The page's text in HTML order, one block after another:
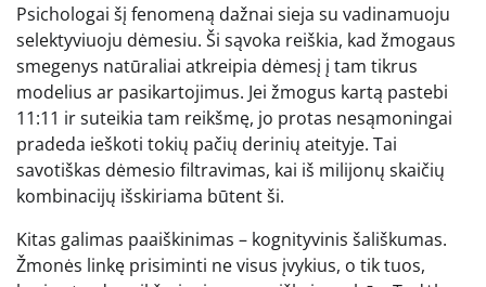
Psichologai šį fenomeną dažnai sieja su vadinamuoju
selektyviuoju dėmesiu. Ši sąvoka reiškia, kad žmogaus
smegenys natūraliai atkreipia dėmesį į tam tikrus
modelius ar pasikartojimus. Jei žmogus kartą pastebi
11:11 ir suteikia tam reikšmę, jo protas nesąmoningai
pradeda ieškoti tokių pačių derinių ateityje. Tai
savotiškas dėmesio filtravimas, kai iš milijonų skaičių
kombinacijų išskiriama būtent ši.
Kitas galimas paaiškinimas – kognityvinis šališkumas.
Žmonės linkę prisiminti ne visus įvykius, o tik tuos,